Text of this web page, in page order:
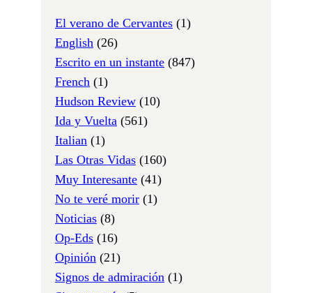
El verano de Cervantes (1)
English (26)
Escrito en un instante (847)
French (1)
Hudson Review (10)
Ida y Vuelta (561)
Italian (1)
Las Otras Vidas (160)
Muy Interesante (41)
No te veré morir (1)
Noticias (8)
Op-Eds (16)
Opinión (21)
Signos de admiración (1)